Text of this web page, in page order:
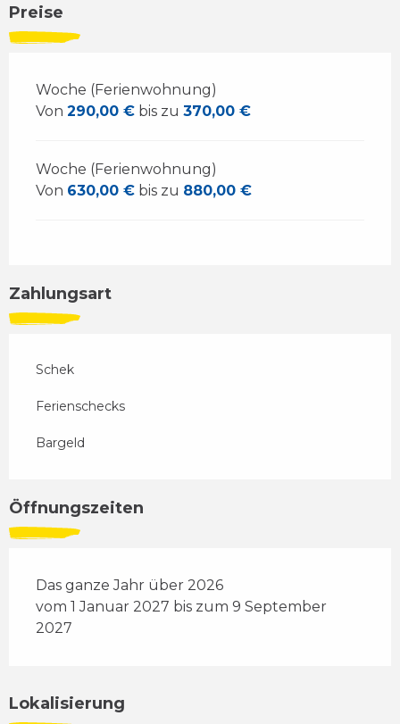
Preise
Woche (Ferienwohnung)
Von 290,00 € bis zu 370,00 €
Woche (Ferienwohnung)
Von 630,00 € bis zu 880,00 €
Zahlungsart
Schek
Ferienschecks
Bargeld
Öffnungszeiten
Das ganze Jahr über 2026
vom 1 Januar 2027 bis zum 9 September
2027
Lokalisierung